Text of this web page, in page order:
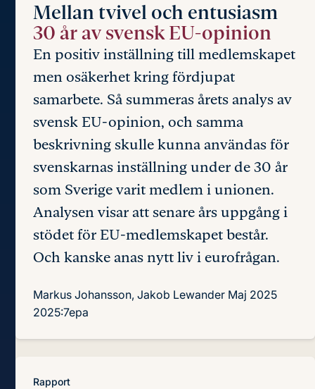
Mellan tvivel och entusiasm
30 år av svensk EU-opinion
En positiv inställning till medlemskapet
men osäkerhet kring fördjupat
samarbete. Så summeras årets analys av
svensk EU-opinion, och samma
beskrivning skulle kunna användas för
svenskarnas inställning under de 30 år
som Sverige varit medlem i unionen.
Analysen visar att senare års uppgång i
stödet för EU-medlemskapet består.
Och kanske anas nytt liv i eurofrågan.
Markus Johansson, Jakob Lewander Maj 2025
2025:7epa
Rapport